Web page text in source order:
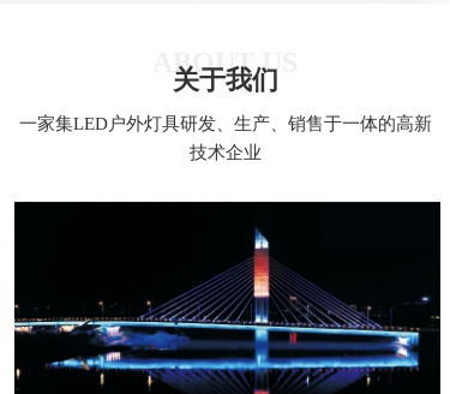
ABOUT US
一家集LED户外灯具研发、生产、销售于一体的高新
技术企业
关于我们